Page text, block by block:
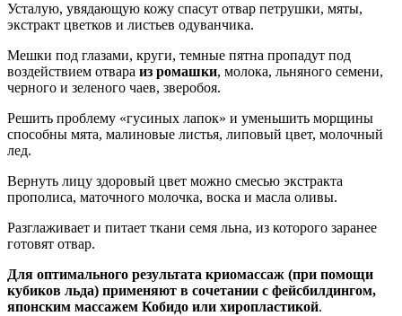
Усталую, увядающую кожу спасут отвар петрушки, мяты,
экстракт цветков и листьев одуванчика.
Мешки под глазами, круги, темные пятна пропадут под
воздействием отвара из ромашки, молока, льняного семени,
черного и зеленого чаев, зверобоя.
Решить проблему «гусиных лапок» и уменьшить морщины
способны мята, малиновые листья, липовый цвет, молочный
лед.
Вернуть лицу здоровый цвет можно смесью экстракта
прополиса, маточного молочка, воска и масла оливы.
Разглаживает и питает ткани семя льна, из которого заранее
готовят отвар.
Для оптимального результата криомассаж (при помощи
кубиков льда) применяют в сочетании с фейсбилдингом,
японским массажем Кобидо или хиропластикой.